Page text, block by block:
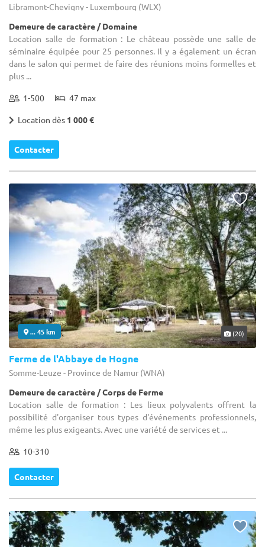
Libramont-Chevigny - Luxembourg (WLX)
Demeure de caractère / Domaine
Location salle de formation : Le château possède une salle de
séminaire équipée pour 25 personnes. Il y a également un écran
dans le salon qui permet de faire des réunions moins formelles et
plus ...
1-500 47 max
Location dès 1 000 €
Contacter
... 45 km (20)
Ferme de l'Abbaye de Hogne
Somme-Leuze - Province de Namur (WNA)
Demeure de caractère / Corps de Ferme
Location salle de formation : Les lieux polyvalents offrent la
possibilité d'organiser tous types d'événements professionnels,
même les plus exigeants. Avec une variété de services et ...
10-310
Contacter